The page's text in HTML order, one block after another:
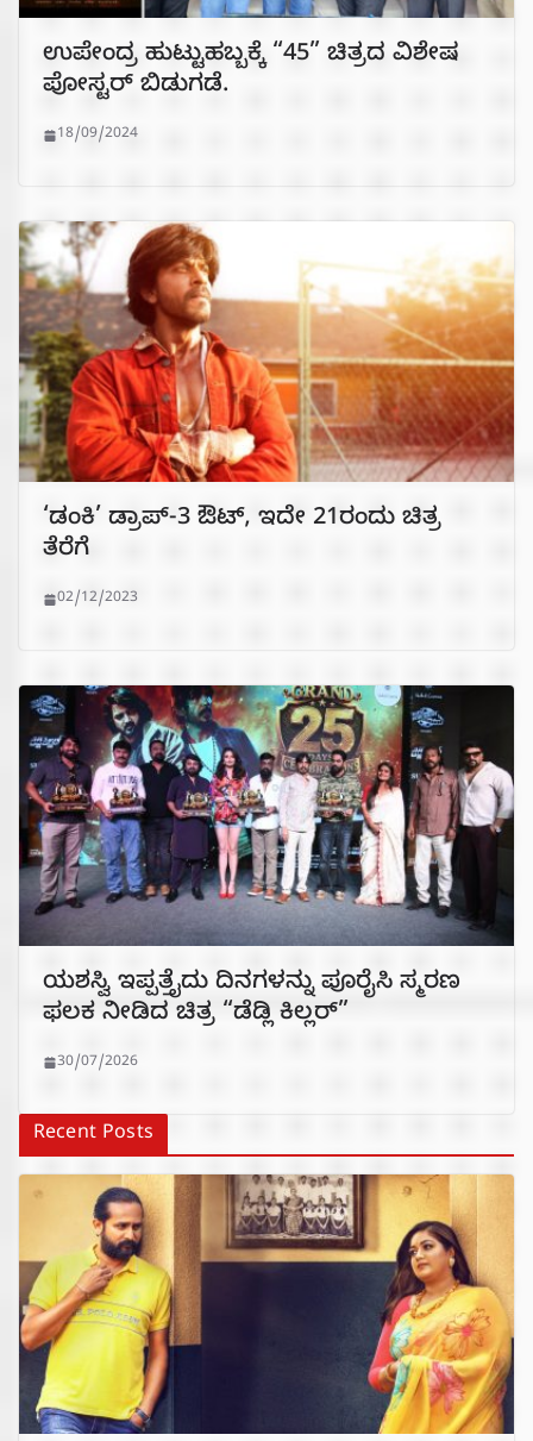
ಉಪೇಂದ್ರ ಹುಟ್ಟುಹಬ್ಬಕ್ಕೆ “45” ಚಿತ್ರದ ವಿಶೇಷ
ಪೋಸ್ಟರ್ ಬಿಡುಗಡೆ.
18/09/2024
‘ಡಂಕಿ’ ಡ್ರಾಪ್-3 ಔಟ್, ಇದೇ 21ರಂದು ಚಿತ್ರ
ತೆರೆಗೆ
02/12/2023
ಯಶಸ್ವಿ ಇಪ್ಪತ್ತೈದು ದಿನಗಳನ್ನು ಪೂರೈಸಿ ಸ್ಮರಣ
ಫಲಕ ನೀಡಿದ ಚಿತ್ರ “ಡೆಡ್ಲಿ ಕಿಲ್ಲರ್”
30/07/2026
Recent Posts